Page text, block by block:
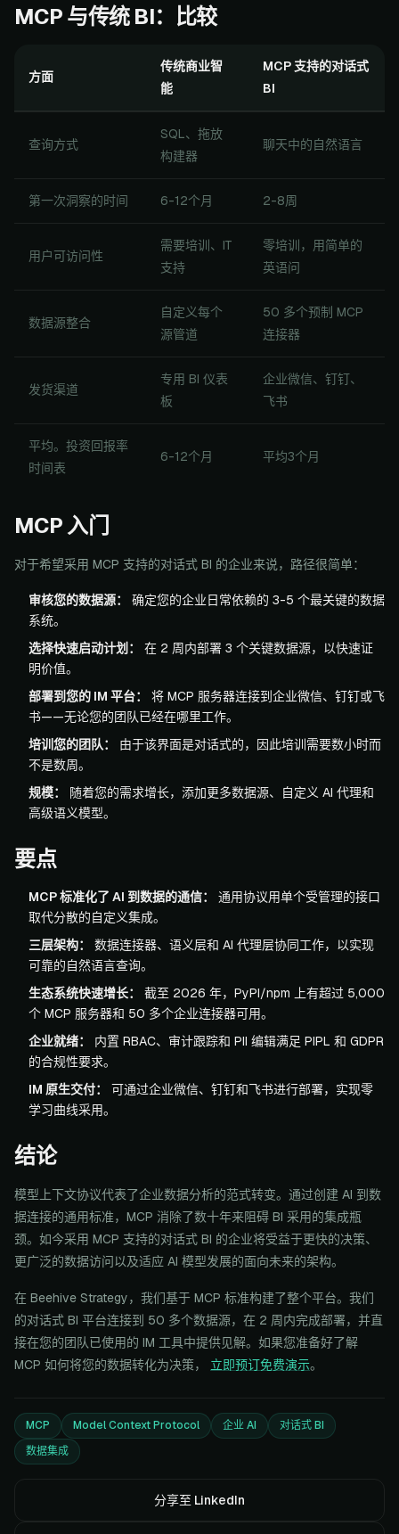
MCP 与传统 BI：比较
方面
传统商业智
能
MCP 支持的对话式
BI
查询方式
SQL、拖放
构建器
聊天中的自然语言
第一次洞察的时间 6-12个月 2-8周
用户可访问性
需要培训、IT
支持
零培训，用简单的
英语问
数据源整合
自定义每个
源管道
50 多个预制 MCP
连接器
发货渠道
专用 BI 仪表
板
企业微信、钉钉、
飞书
平均。投资回报率
时间表
6-12个月 平均3个月
MCP 入门
对于希望采用 MCP 支持的对话式 BI 的企业来说，路径很简单：
审核您的数据源：
确定您的企业日常依赖的 3-5 个最关键的数据
系统。
选择快速启动计划：
在 2 周内部署 3 个关键数据源，以快速证
明价值。
部署到您的 IM 平台：
将 MCP 服务器连接到企业微信、钉钉或飞
书——无论您的团队已经在哪里工作。
培训您的团队：
由于该界面是对话式的，因此培训需要数小时而
不是数周。
规模：
随着您的需求增长，添加更多数据源、自定义 AI 代理和
高级语义模型。
要点
MCP 标准化了 AI 到数据的通信：
通用协议用单个受管理的接口
取代分散的自定义集成。
三层架构：
数据连接器、语义层和 AI 代理层协同工作，以实现
可靠的自然语言查询。
生态系统快速增长：
截至 2026 年，PyPI/npm 上有超过 5,000
个 MCP 服务器和 50 多个企业连接器可用。
企业就绪：
内置 RBAC、审计跟踪和 PII 编辑满足 PIPL 和 GDPR
的合规性要求。
IM 原生交付：
可通过企业微信、钉钉和飞书进行部署，实现零
学习曲线采用。
结论
模型上下文协议代表了企业数据分析的范式转变。通过创建 AI 到数
据连接的通用标准，MCP 消除了数十年来阻碍 BI 采用的集成瓶
颈。如今采用 MCP 支持的对话式 BI 的企业将受益于更快的决策、
更广泛的数据访问以及适应 AI 模型发展的面向未来的架构。
在 Beehive Strategy，我们基于 MCP 标准构建了整个平台。我们
的对话式 BI 平台连接到 50 多个数据源，在 2 周内完成部署，并直
接在您的团队已使用的 IM 工具中提供见解。如果您准备好了解
MCP 如何将您的数据转化为决策， 立即预订免费演示。
MCP Model Context Protocol 企业 AI
对话式 BI
数据集成
分享至 LinkedIn